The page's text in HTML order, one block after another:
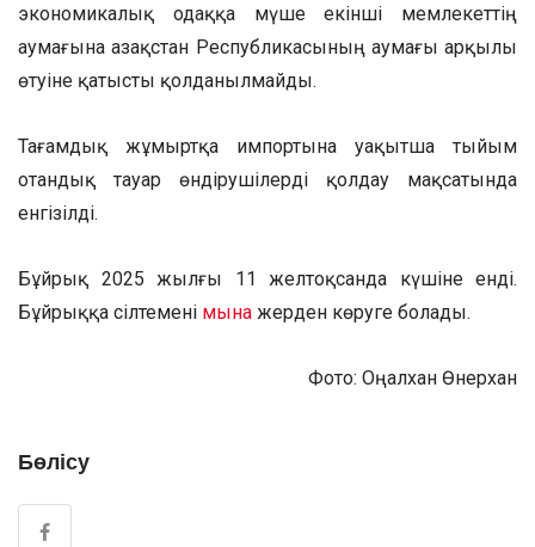
экономикалық одаққа мүше екінші мемлекеттің
аумағына Қазақстан Республикасының аумағы арқылы
өтуіне қатысты қолданылмайды.
Тағамдық жұмыртқа импортына уақытша тыйым
отандық тауар өндірушілерді қолдау мақсатында
енгізілді.
Бұйрық 2025 жылғы 11 желтоқсанда күшіне енді.
Бұйрыққа сілтемені мына жерден көруге болады.
Фото: Оңалхан Өнерхан
Бөлісу